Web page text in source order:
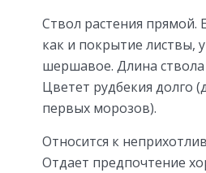
Ствол растения прямой.
как и покрытие листвы,
шершавое. Длина ствола
Цветет рудбекия долго
первых морозов).
Относится к
Отдает предпочтение